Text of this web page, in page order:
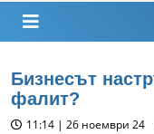
Бизнесът
фалит?
11:14 | 26 ноември 24